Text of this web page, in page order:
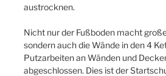
austrocknen.
Nicht nur der Fußboden macht
sondern auch die Wände in den 4
Putzarbeiten an Wänden und
abgeschlossen. Dies ist der